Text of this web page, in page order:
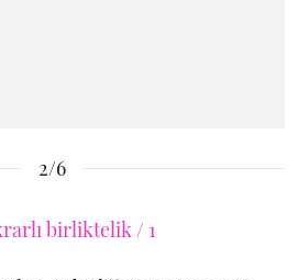
2/6